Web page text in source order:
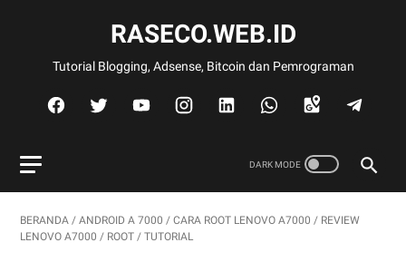
RASECO.WEB.ID
Tutorial Blogging, Adsense, Bitcoin dan Pemrograman
BERANDA / ANDROID A 7000 / CARA ROOT LENOVO A7000 / REVIEW
LENOVO A7000 / ROOT / TUTORIAL